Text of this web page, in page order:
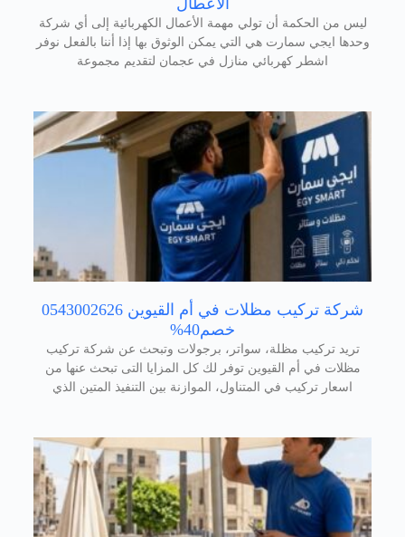
الاعطال
ليس من الحكمة أن تولي مهمة الأعمال الكهربائية إلى أي شركة
وحدها ايجي سمارت هي التي يمكن الوثوق بها إذا أننا بالفعل نوفر
اشطر كهربائي منازل في عجمان لتقديم مجموعة
شركة تركيب مظلات في أم القيوين 0543002626
خصم40%
تريد تركيب مظلة، سواتر، برجولات وتبحث عن شركة تركيب
مظلات في أم القيوين توفر لك كل المزايا التى تبحث عنها من
اسعار تركيب في المتناول، الموازنة بين التنفيذ المتين الذي